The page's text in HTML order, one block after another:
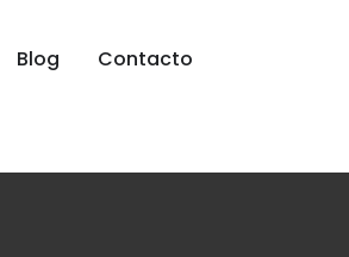
Blog Contacto